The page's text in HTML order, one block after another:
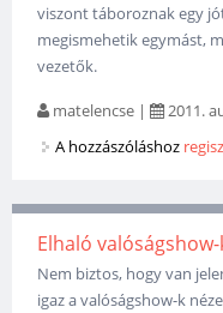
viszont táboroznak egy
megismehetik egymást,
vezetők.
matelencse | 2011.
A hozzászóláshoz
Elhaló valóságshow-
Nem biztos, hogy van
igaz a valóságshow-k